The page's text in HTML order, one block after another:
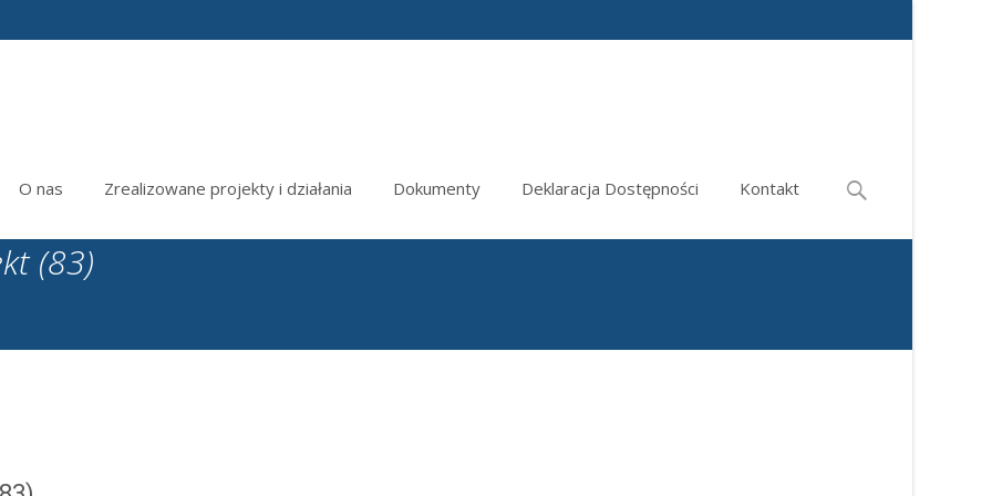
O nas Zrealizowane projekty i działania Dokumenty Deklaracja Dostępności Kontakt
Search
(83)